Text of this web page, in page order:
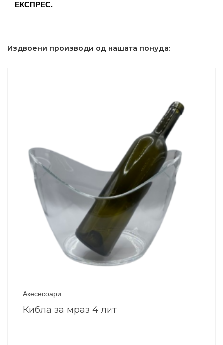
ЕКСПРЕС.
Издвоени производи од нашата понуда:
Акесесоари
Кибла за мраз 4 лит